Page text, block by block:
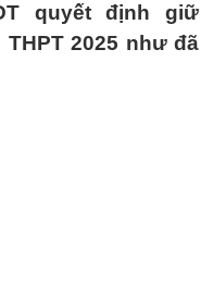
quyết định giữ
2025 như đã